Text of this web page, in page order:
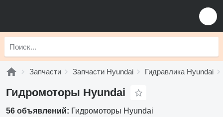
Запчасти Запчасти Hyundai Гидравлика Hyundai
Гидромоторы Hyundai
56 объявлений: Гидромоторы Hyundai